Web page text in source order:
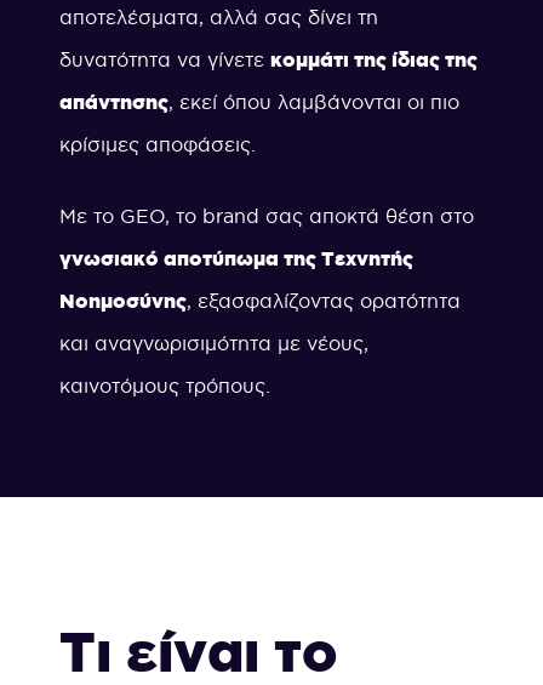
αποτελέσματα, αλλά σας δίνει τη
δυνατότητα να γίνετε κομμάτι της ίδιας της
απάντησης, εκεί όπου λαμβάνονται οι πιο
κρίσιμες αποφάσεις.
Με το GEO, το brand σας αποκτά θέση στο
γνωσιακό αποτύπωμα της Τεχνητής
Νοημοσύνης, εξασφαλίζοντας ορατότητα
και αναγνωρισιμότητα με νέους,
καινοτόμους τρόπους.
Τι είναι το